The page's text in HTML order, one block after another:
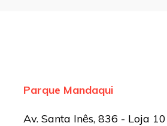
Parque Mandaqui
Av. Santa Inês, 836 - Loja